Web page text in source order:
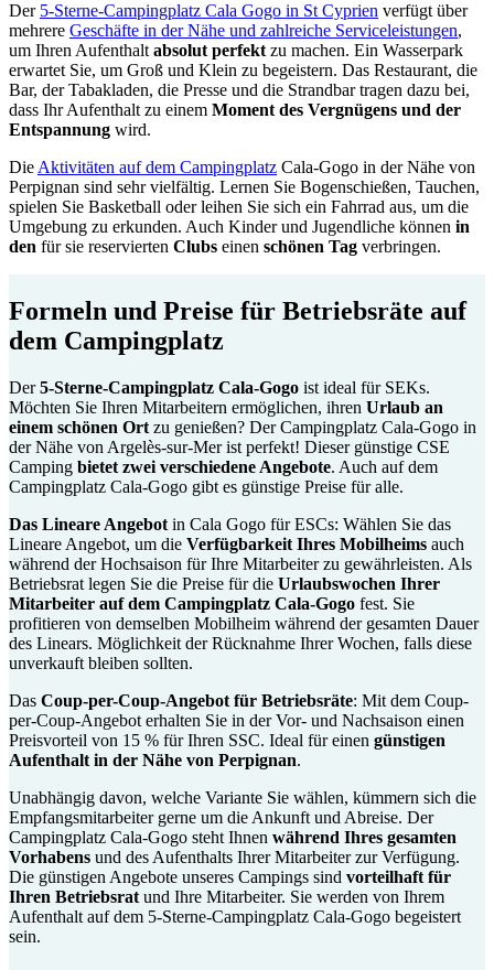
Der 5-Sterne-Campingplatz Cala Gogo in St Cyprien verfügt über
mehrere Geschäfte in der Nähe und zahlreiche Serviceleistungen,
um Ihren Aufenthalt absolut perfekt zu machen. Ein Wasserpark
erwartet Sie, um Groß und Klein zu begeistern. Das Restaurant, die
Bar, der Tabakladen, die Presse und die Strandbar tragen dazu bei,
dass Ihr Aufenthalt zu einem Moment des Vergnügens und der
Entspannung wird.
Die Aktivitäten auf dem Campingplatz Cala-Gogo in der Nähe von
Perpignan sind sehr vielfältig. Lernen Sie Bogenschießen, Tauchen,
spielen Sie Basketball oder leihen Sie sich ein Fahrrad aus, um die
Umgebung zu erkunden. Auch Kinder und Jugendliche können in
den für sie reservierten Clubs einen schönen Tag verbringen.
Formeln und Preise für Betriebsräte auf
dem Campingplatz
Der5-Sterne-Campingplatz Cala-Gogo ist ideal für SEKs.
Möchten Sie Ihren Mitarbeitern ermöglichen, ihren Urlaub an
einem schönen Ort zu genießen? Der Campingplatz Cala-Gogo in
der Nähe von Argelès-sur-Mer ist perfekt! Dieser günstige CSE
Camping bietet zwei verschiedene Angebote. Auch auf dem
Campingplatz Cala-Gogo gibt es günstige Preise für alle.
Das Lineare Angebot in Cala Gogo für ESCs: Wählen Sie das
Lineare Angebot, um die Verfügbarkeit Ihres Mobilheims auch
während der Hochsaison für Ihre Mitarbeiter zu gewährleisten. Als
Betriebsrat legen Sie die Preise für die Urlaubswochen Ihrer
Mitarbeiter auf dem Campingplatz Cala-Gogo fest. Sie
profitieren von demselben Mobilheim während der gesamten Dauer
des Linears. Möglichkeit der Rücknahme Ihrer Wochen, falls diese
unverkauft bleiben sollten.
Das Coup-per-Coup-Angebot für Betriebsräte: Mit dem Coup-
per-Coup-Angebot erhalten Sie in der Vor- und Nachsaison einen
Preisvorteil von 15 % für Ihren SSC. Ideal für einen günstigen
Aufenthalt in der Nähe von Perpignan.
Unabhängig davon, welche Variante Sie wählen, kümmern sich die
Empfangsmitarbeiter gerne um die Ankunft und Abreise. Der
Campingplatz Cala-Gogo steht Ihnen während Ihres gesamten
Vorhabens und des Aufenthalts Ihrer Mitarbeiter zur Verfügung.
Die günstigen Angebote unseres Campings sind vorteilhaft für
Ihren Betriebsrat und Ihre Mitarbeiter. Sie werden von Ihrem
Aufenthalt auf dem 5-Sterne-Campingplatz Cala-Gogo begeistert
sein.